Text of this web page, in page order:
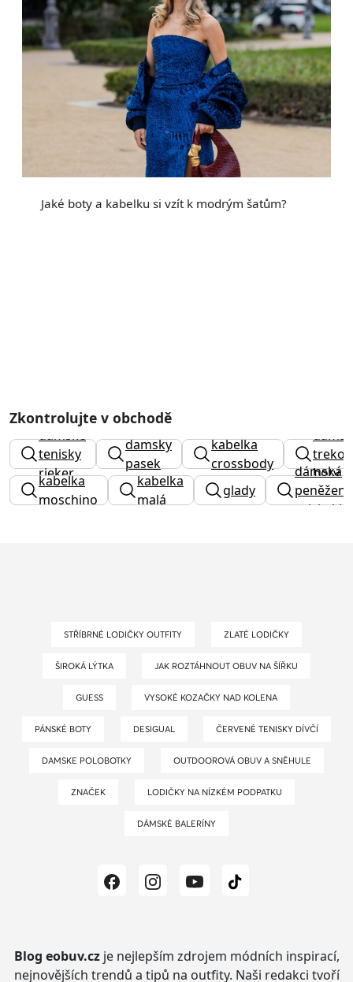
Jaké boty a kabelku si vzít k modrým šatům?
Zkontrolujte v obchodě
dámské
tenisky
rieker
damsky
pasek
kabelka
crossbody
boty
kabelka
moschino
kabelka
malá
glady
dámská
calvin
STŘÍBRNÉ LODIČKY OUTFITY ZLATÉ LODIČKY
ŠIROKÁ LÝTKA JAK ROZTÁHNOUT OBUV NA ŠÍŘKU
GUESS VYSOKÉ KOZAČKY NAD KOLENA
PÁNSKÉ BOTY DESIGUAL ČERVENÉ TENISKY DÍVČÍ
DAMSKE POLOBOTKY OUTDOOROVÁ OBUV A SNĚHULE
ZNAČEK LODIČKY NA NÍZKÉM PODPATKU
DÁMSKÉ BALERÍNY
Blog eobuv.czje nejlepším zdrojem módních inspirací,
nejnovějších trendů a tipů na outfity. Naši redakci tvoří